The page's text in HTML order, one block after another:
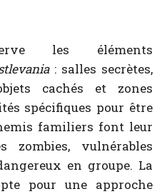
les éléments
: salles secrètes,
cachés et zones
spécifiques pour être
familiers font leur
zombies, vulnérables
en groupe. La
pour une approche